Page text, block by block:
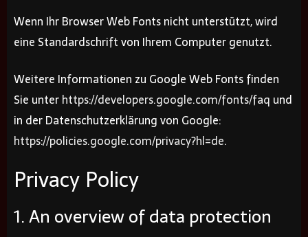
Wenn Ihr Browser Web Fonts nicht unterstützt, wird
eine Standardschrift von Ihrem Computer genutzt.
Weitere Informationen zu Google Web Fonts finden
Sie unterhttps://developers.google.com/fonts/faq und
in der Datenschutzerklärung von Google:
https://policies.google.com/privacy?hl=de.
Privacy Policy
1. An overview of data protection